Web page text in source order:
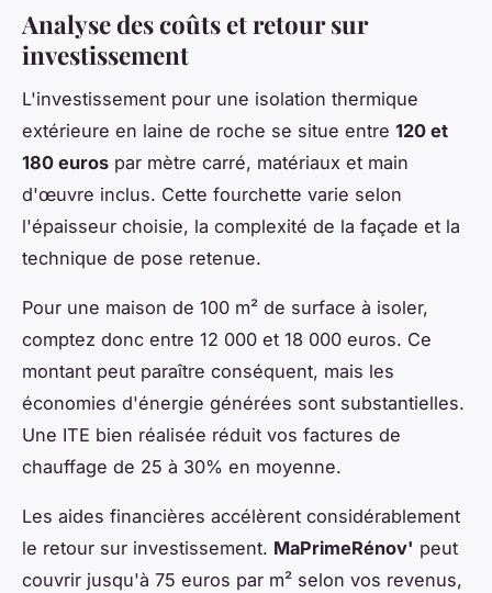
Analyse des coûts et retour sur
investissement
L'investissement pour une isolation thermique
extérieure en laine de roche se situe entre 120 et
180 euros par mètre carré, matériaux et main
d'œuvre inclus. Cette fourchette varie selon
l'épaisseur choisie, la complexité de la façade et la
technique de pose retenue.
Pour une maison de 100 m² de surface à isoler,
comptez donc entre 12 000 et 18 000 euros. Ce
montant peut paraître conséquent, mais les
économies d'énergie générées sont substantielles.
Une ITE bien réalisée réduit vos factures de
chauffage de 25 à 30% en moyenne.
Les aides financières accélèrent considérablement
le retour sur investissement. MaPrimeRénov' peut
couvrir jusqu'à 75 euros par m² selon vos revenus,